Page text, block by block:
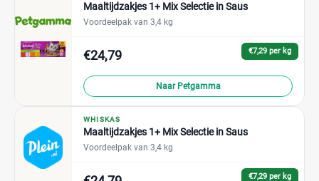
Maaltijdzakjes 1+ Mix Selectie in Saus
Voordeelpak van 3,4 kg
€7,29 per kg
€24,79
Naar Petgamma
WHISKAS
Maaltijdzakjes 1+ Mix Selectie in Saus
Voordeelpak van 3,4 kg
€7,29 per kg